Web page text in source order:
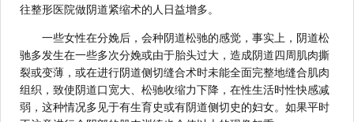
往整形医院做阴道紧缩术的人日益增多。
一些女性在分娩后，会种阴道松驰的感觉，事实上，阴道松
驰多发生在一些多次分娩或由于胎头过大，造成阴道四周肌肉撕
裂或变薄，或在进行阴道侧切缝合术时未能全面完整地缝合肌肉
组织，致使阴道口宽大、松驰收缩力下降，在性生活时性快感减
弱，这种情况多见于有生育史或有阴道侧切史的妇女。如果平时